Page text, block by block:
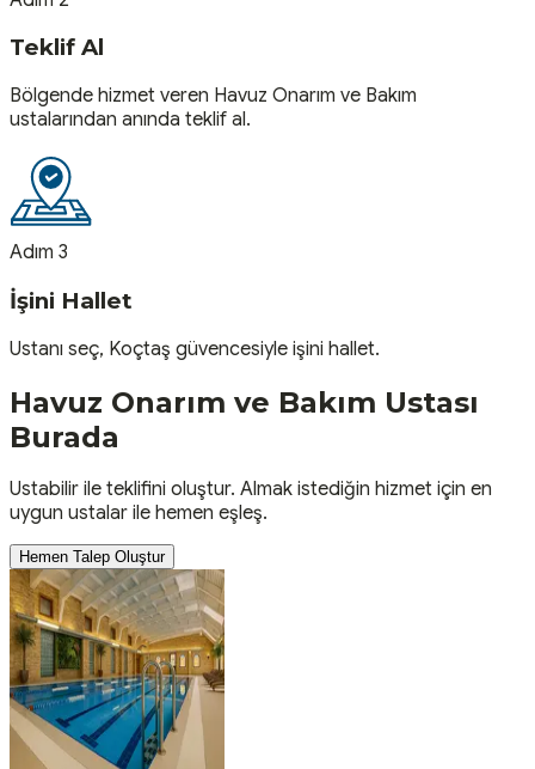
Teklif Al
Bölgende hizmet veren Havuz Onarım ve Bakım
ustalarından anında teklif al.
Adım 3
İşini Hallet
Ustanı seç, Koçtaş güvencesiyle işini hallet.
Havuz Onarım ve Bakım Ustası
Burada
Ustabilir ile teklifini oluştur. Almak istediğin hizmet için en
uygun ustalar ile hemen eşleş.
Hemen Talep Oluştur